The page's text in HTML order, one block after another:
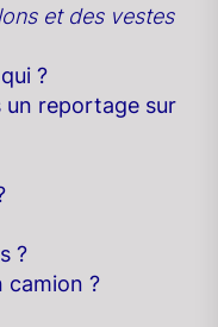
et des vestes
?
un reportage sur
?
camion ?